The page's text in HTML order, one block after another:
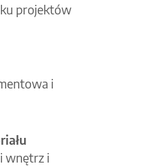
projektów
i
wnętrz i